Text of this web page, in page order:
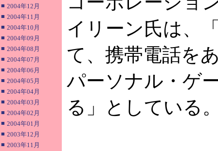
■ 2004年12月
■ 2004年11月
■ 2004年10月
■ 2004年09月
■ 2004年08月
■ 2004年07月
■ 2004年06月
■ 2004年05月
■ 2004年04月
■ 2004年03月
■ 2004年02月
■ 2004年01月
■ 2003年12月
■ 2003年11月
イリーン氏は、
て、携帯電話を
パーソナル・ゲ
る」としている